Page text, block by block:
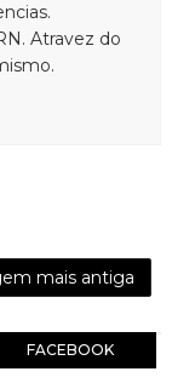
Atravez do
mais antiga
FACEBOOK